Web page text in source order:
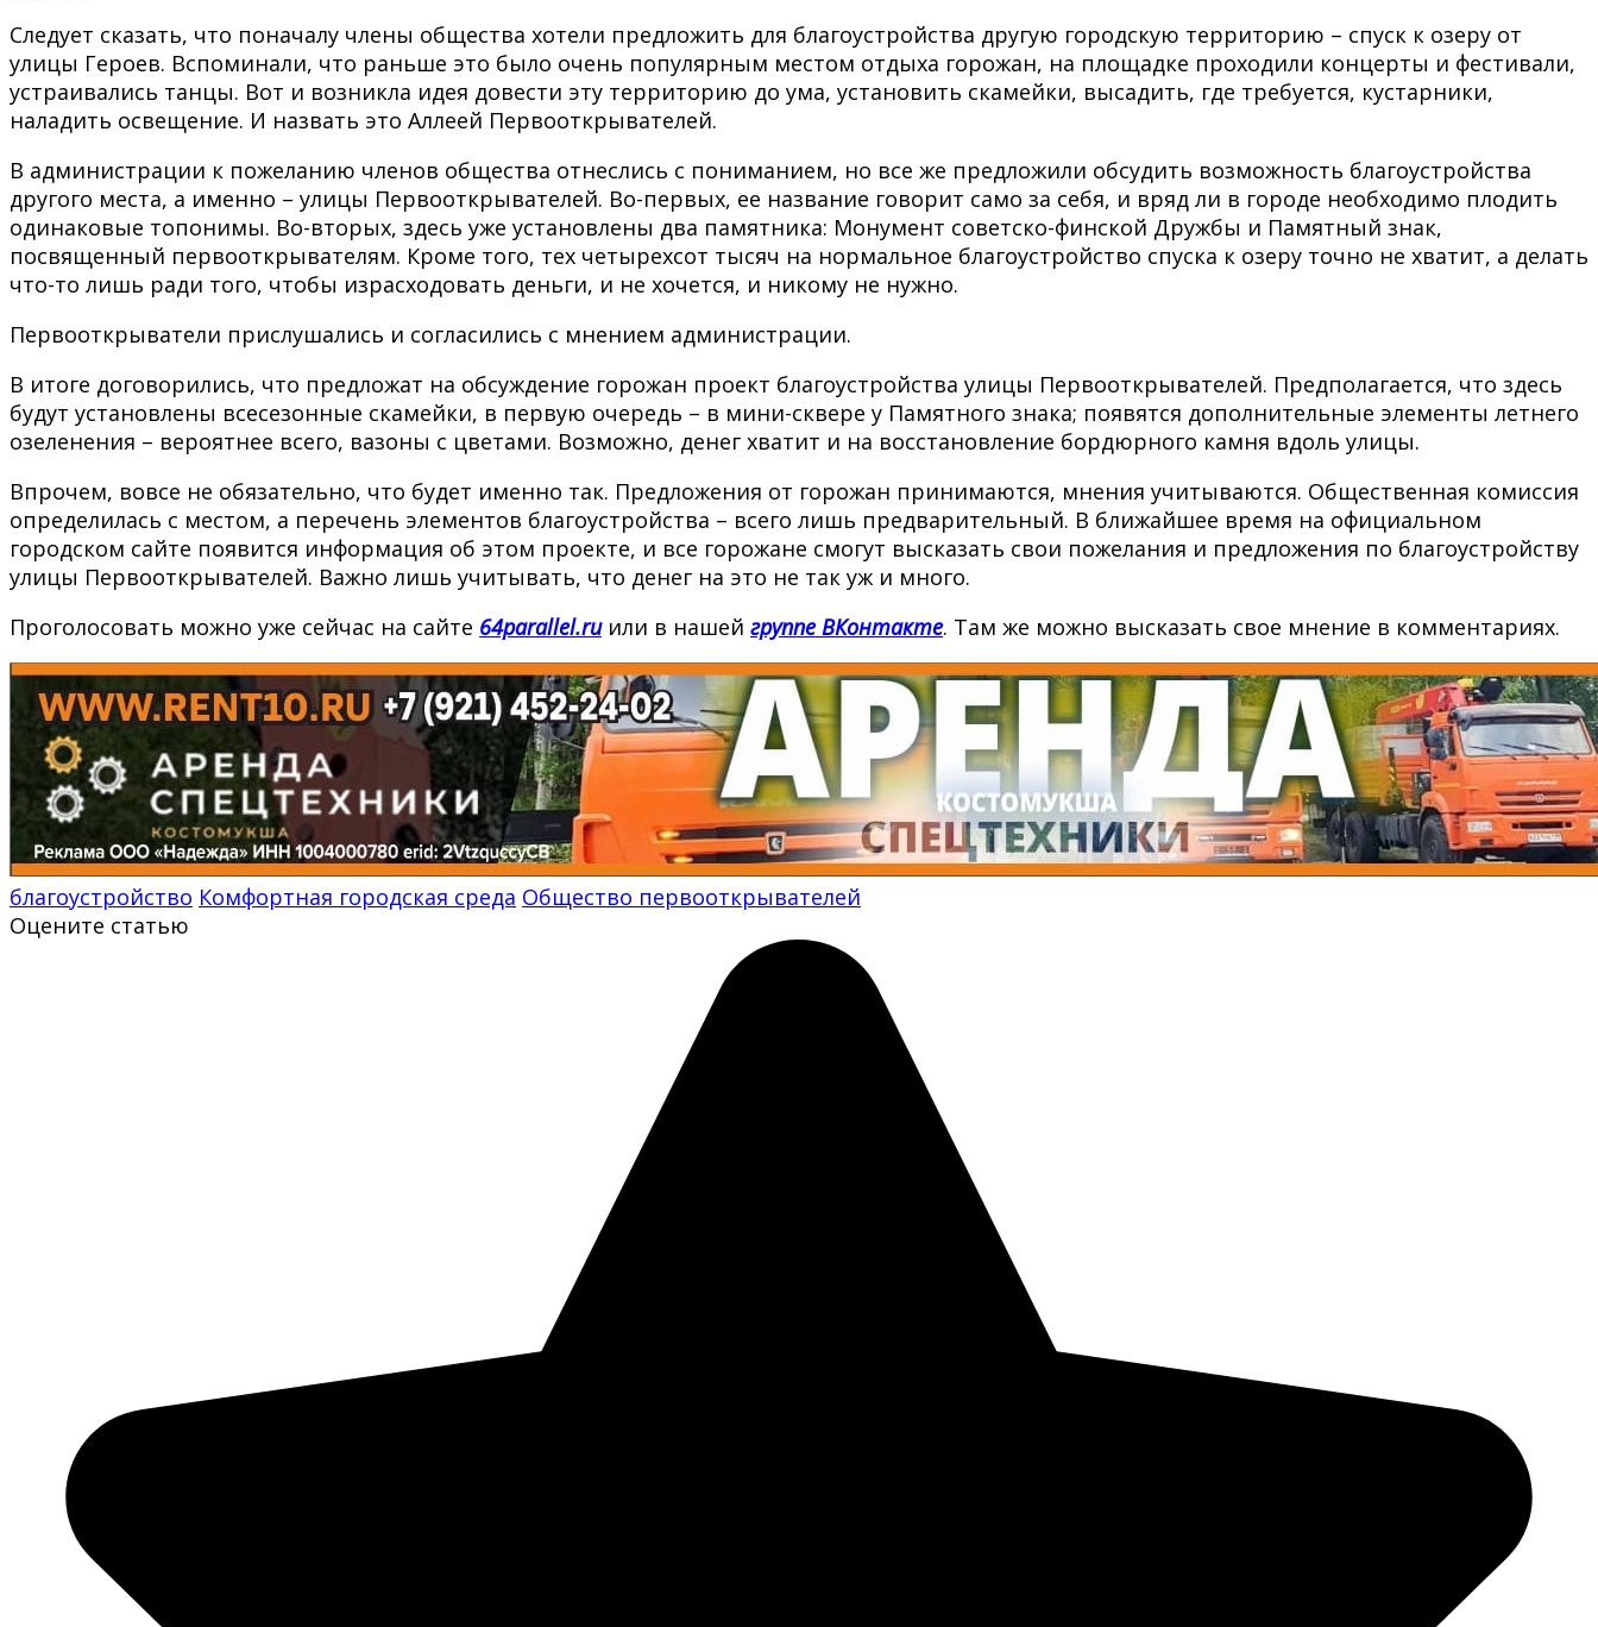
Следует сказать, что поначалу члены общества хотели предложить для благоустройства другую городскую территорию – спуск к озеру от
улицы Героев. Вспоминали, что раньше это было очень популярным местом отдыха горожан, на площадке проходили концерты и фестивали,
устраивались танцы. Вот и возникла идея довести эту территорию до ума, установить скамейки, высадить, где требуется, кустарники,
наладить освещение. И назвать это Аллеей Первооткрывателей.
В администрации к пожеланию членов общества отнеслись с пониманием, но все же предложили обсудить возможность благоустройства
другого места, а именно – улицы Первооткрывателей. Во-первых, ее название говорит само за себя, и вряд ли в городе необходимо плодить
одинаковые топонимы. Во-вторых, здесь уже установлены два памятника: Монумент советско-финской Дружбы и Памятный знак,
посвященный первооткрывателям. Кроме того, тех четырехсот тысяч на нормальное благоустройство спуска к озеру точно не хватит, а делать
что-то лишь ради того, чтобы израсходовать деньги, и не хочется, и никому не нужно.
Первооткрыватели прислушались и согласились с мнением администрации.
В итоге договорились, что предложат на обсуждение горожан проект благоустройства улицы Первооткрывателей. Предполагается, что здесь
будут установлены всесезонные скамейки, в первую очередь – в мини-сквере у Памятного знака; появятся дополнительные элементы летнего
озеленения – вероятнее всего, вазоны с цветами. Возможно, денег хватит и на восстановление бордюрного камня вдоль улицы.
Впрочем, вовсе не обязательно, что будет именно так. Предложения от горожан принимаются, мнения учитываются. Общественная комиссия
определилась с местом, а перечень элементов благоустройства – всего лишь предварительный. В ближайшее время на официальном
городском сайте появится информация об этом проекте, и все горожане смогут высказать свои пожелания и предложения по благоустройству
улицы Первооткрывателей. Важно лишь учитывать, что денег на это не так уж и много.
Проголосовать можно уже сейчас на сайте 64parallel.ruили в нашей группе ВКонтакте. Там же можно высказать свое мнение в комментариях.
благоустройство Комфортная городская среда Общество первооткрывателей
Оцените статью